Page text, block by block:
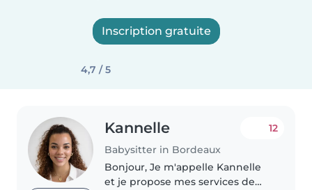
Inscription gratuite
4,7 / 5
Kannelle
Babysitter in Bordeaux
12
Bonjour, Je m'appelle Kannelle
et je propose mes services de